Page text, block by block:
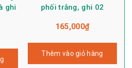
ghi
phối trắng, ghi 02
165,000₫
Thêm vào giỏ hàng